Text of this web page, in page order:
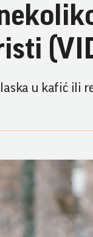
u kafić ili